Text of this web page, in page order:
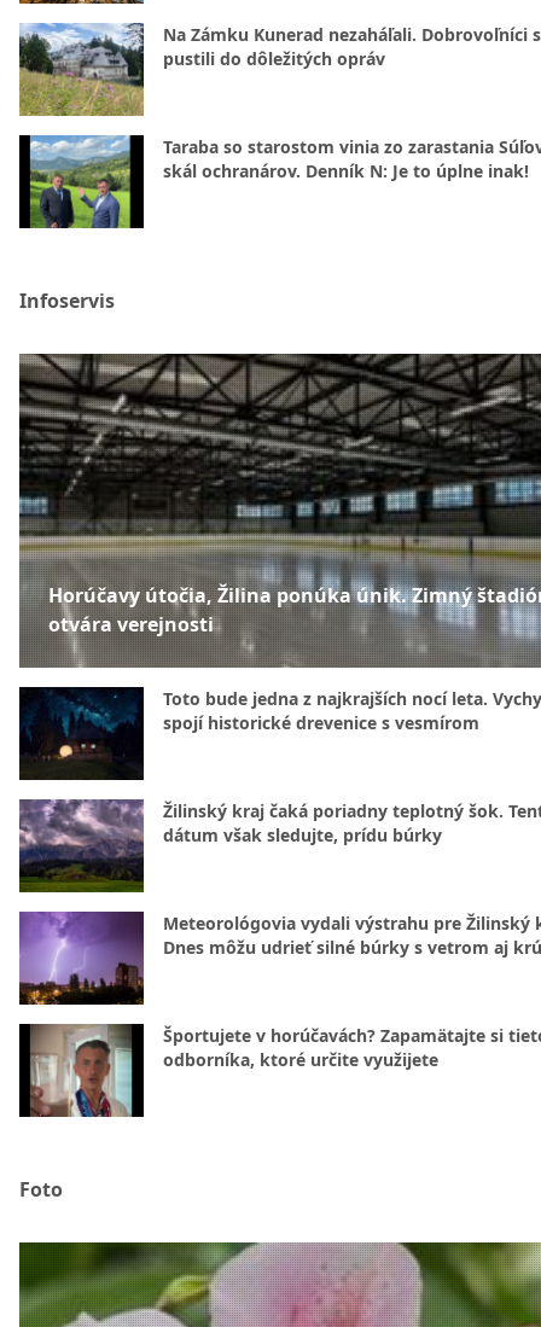
Na Zámku Kunerad nezaháľali. Dobrovoľníci
pustili do dôležitých opráv
Taraba so starostom vinia zo zarastania
skál ochranárov. Denník N: Je to úplne inak!
Infoservis
Horúčavy útočia, Žilina ponúka únik. Zimný
otvára verejnosti
Toto bude jedna z najkrajších nocí leta.
spojí historické drevenice s vesmírom
Žilinský kraj čaká poriadny teplotný šok.
dátum však sledujte, prídu búrky
Meteorológovia vydali výstrahu pre Žilinský
Dnes môžu udrieť silné búrky s vetrom aj
Športujete v horúčavách? Zapamätajte si
odborníka, ktoré určite využijete
Foto